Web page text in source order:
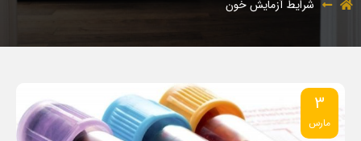
شرایط آزمایش خون
3
مارس